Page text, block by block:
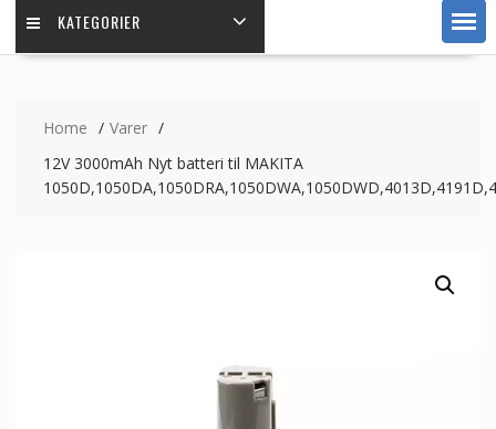
KATEGORIER
Home
Varer
12V 3000mAh Nyt batteri til MAKITA